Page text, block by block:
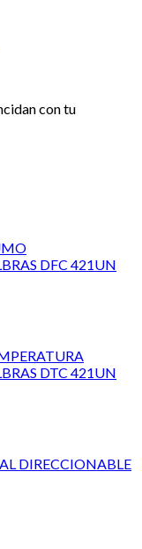
con tu
DFC 421UN
DTC 421UN
DIRECCIONABLE